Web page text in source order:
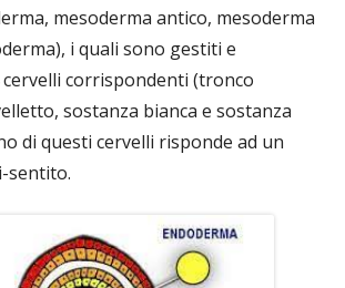
mesoderma antico, mesoderma
i quali sono gestiti e
corrispondenti (tronco
sostanza bianca e sostanza
di questi cervelli risponde ad un
sentito.